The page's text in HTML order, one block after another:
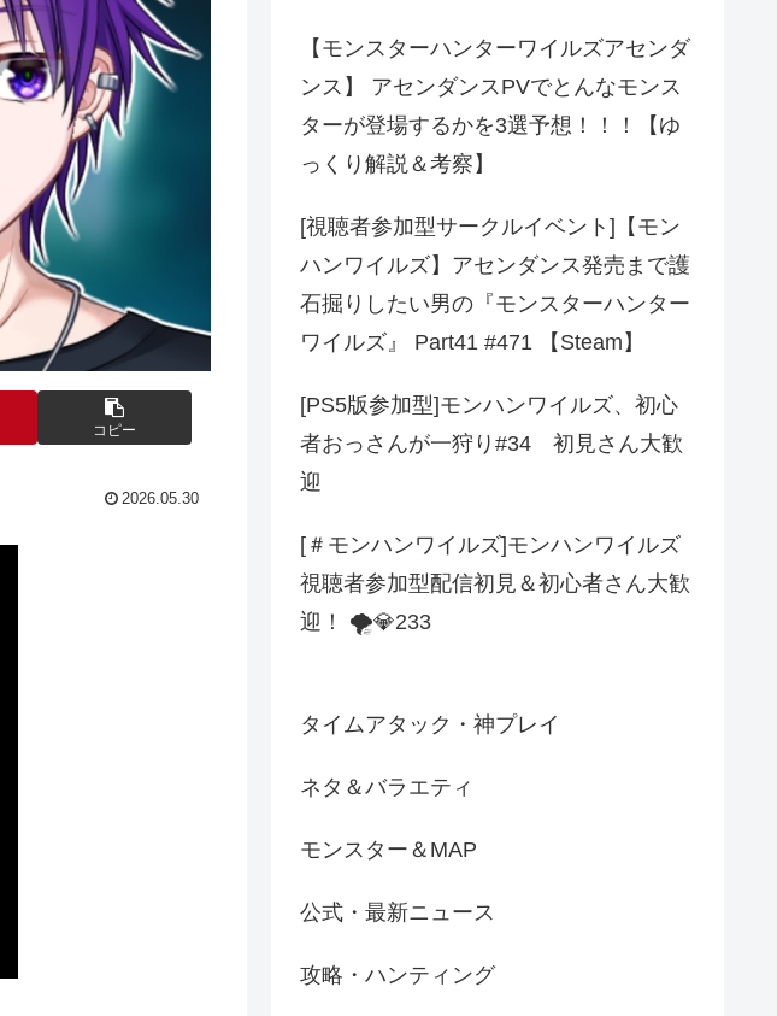
コピー
2026.05.30
【モンスターハンターワイルズアセンダ
ンス】 アセンダンスPVでとんなモンス
ターが登場するかを3選予想！！！【ゆ
っくり解説＆考察】
[視聴者参加型サークルイベント]【モン
ハンワイルズ】アセンダンス発売まで護
石掘りしたい男の『モンスターハンター
ワイルズ』 Part41 #471 【Steam】
[PS5版参加型]モンハンワイルズ、初心
者おっさんが一狩り#34 初見さん大歓
迎
[＃モンハンワイルズ]モンハンワイルズ
視聴者参加型配信初見＆初心者さん大歓
迎！ 🌪️💎233
タイムアタック・神プレイ
ネタ＆バラエティ
モンスター＆MAP
公式・最新ニュース
攻略・ハンティング